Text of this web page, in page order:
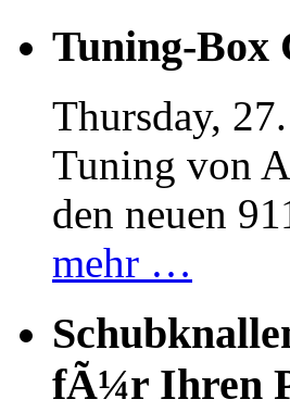
Tuning-Box
Thursday,
Tuning von
den neuen
mehr …
fÃ¼r Ihren